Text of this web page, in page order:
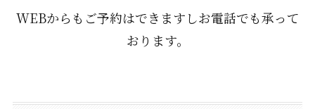
WEBからもご予約はできますしお電話でも承って
おります。